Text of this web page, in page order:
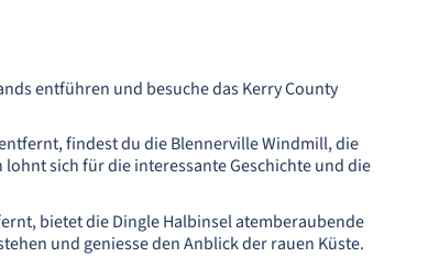
entführen und besuche das Kerry County
findest du die Blennerville Windmill, die
sich für die interessante Geschichte und die
bietet die Dingle Halbinsel atemberaubende
und geniesse den Anblick der rauen Küste.